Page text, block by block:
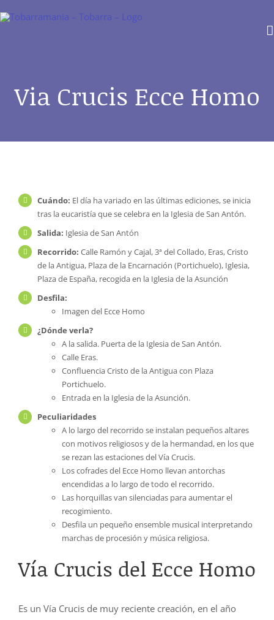
Via Crucis Ecce Homo
Cuándo: El día ha variado en las últimas ediciones, se inicia
tras la eucaristía que se celebra en la Iglesia de San Antón.
Salida: Iglesia de San Antón
Recorrido: Calle Ramón y Cajal, 3ª del Collado, Eras, Cristo
de la Antigua, Plaza de la Encarnación (Portichuelo), Iglesia,
Plaza de España, recogida en la Iglesia de la Asunción
Desfila:
Imagen del Ecce Homo
¿Dónde verla?
A la salida. Puerta de la Iglesia de San Antón.
Calle Eras.
Confluencia Cristo de la Antigua con Plaza
Portichuelo.
Entrada en la Iglesia de la Asunción.
Peculiaridades
A lo largo del recorrido se instalan pequeños altares
con motivos religiosos y de la hermandad, en los que
se rezan las estaciones del Vía Crucis.
Los cofrades del Ecce Homo llevan antorchas
encendidas a lo largo de todo el recorrido.
Las horquillas van silenciadas para aumentar el
recogimiento.
Desfila un pequeño ensemble musical interpretando
marchas de procesión y música religiosa.
Vía Crucis del Ecce Homo
Es un Vía Crucis de muy reciente creación, en el año